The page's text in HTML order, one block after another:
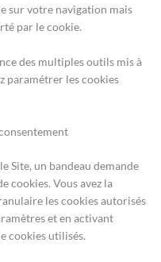
sur votre navigation mais
par le cookie.
des multiples outils mis à
paramétrer les cookies
Site, un bandeau demande
cookies. Vous avez la
les cookies autorisés
et en activant
cookies utilisés.